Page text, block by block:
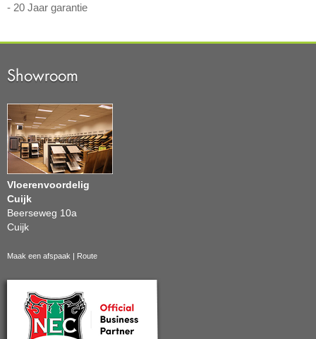
- 20 Jaar garantie
Showroom
Vloerenvoordelig
Cuijk
Beerseweg 10a
Cuijk
Maak een afspaak | Route